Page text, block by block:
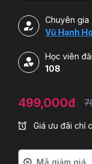
Chuyên gia
Vũ Hạnh
Học viên
108
499,000đ
Giá ưu đãi chỉ